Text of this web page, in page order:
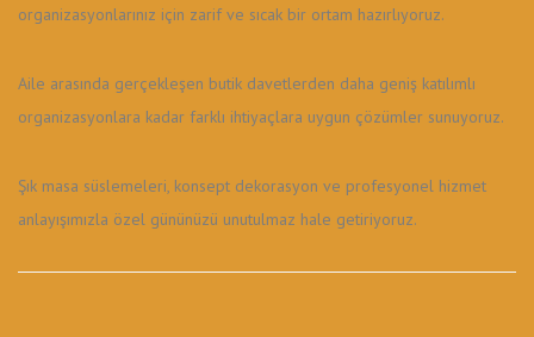
organizasyonlarınız için zarif ve sıcak bir ortam hazırlıyoruz.
Aile arasında gerçekleşen butik davetlerden daha geniş katılımlı
organizasyonlara kadar farklı ihtiyaçlara uygun çözümler sunuyoruz.
Şık masa süslemeleri, konsept dekorasyon ve profesyonel hizmet
anlayışımızla özel gününüzü unutulmaz hale getiriyoruz.